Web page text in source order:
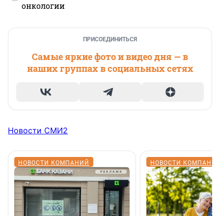
онкологии
ПРИСОЕДИНИТЬСЯ
Самые яркие фото и видео дня — в
наших группах в социальных сетях
Новости СМИ2
НОВОСТИ КОМПАНИЙ НОВОСТИ